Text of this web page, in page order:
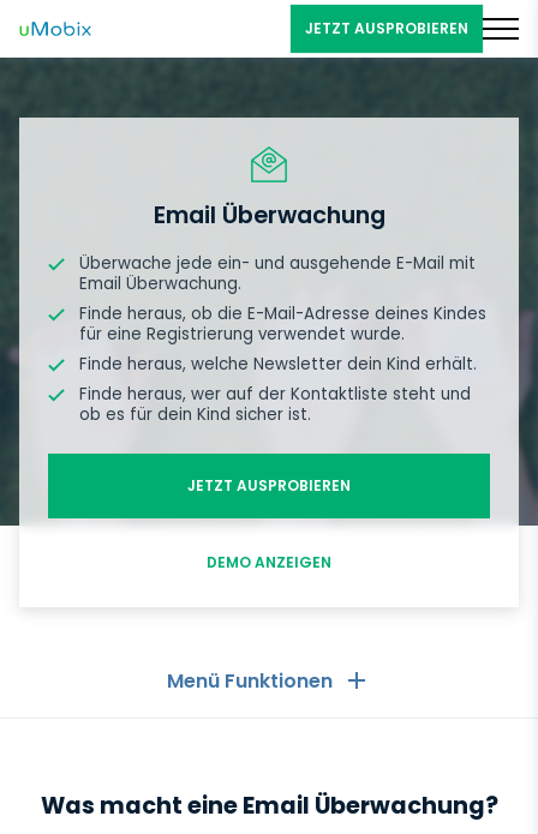
JETZT AUSPROBIEREN
Email Überwachung
Überwache jede ein- und ausgehende E-Mail mit
Email Überwachung.
Finde heraus, ob die E-Mail-Adresse deines Kindes
für eine Registrierung verwendet wurde.
Finde heraus, welche Newsletter dein Kind erhält.
Finde heraus, wer auf der Kontaktliste steht und
ob es für dein Kind sicher ist.
JETZT AUSPROBIEREN
DEMO ANZEIGEN
Menü Funktionen
Anruflisten
Messaging-Anwendungen
Was macht eine Email Überwachung?